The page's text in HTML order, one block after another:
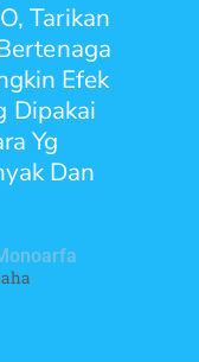
Tarikan
Efek
Dipakai
Yg
Dan